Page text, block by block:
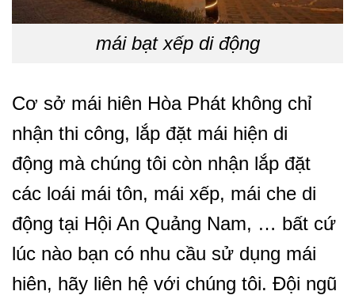
mái bạt xếp di động
Cơ sở mái hiên Hòa Phát không chỉ
nhận thi công, lắp đặt mái hiện di
động mà chúng tôi còn nhận lắp đặt
các loái mái tôn, mái xếp, mái che di
động tại Hội An Quảng Nam, … bất cứ
lúc nào bạn có nhu cầu sử dụng mái
hiên, hãy liên hệ với chúng tôi. Đội ngũ